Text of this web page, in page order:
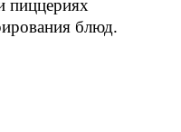
пиццериях
блюд.